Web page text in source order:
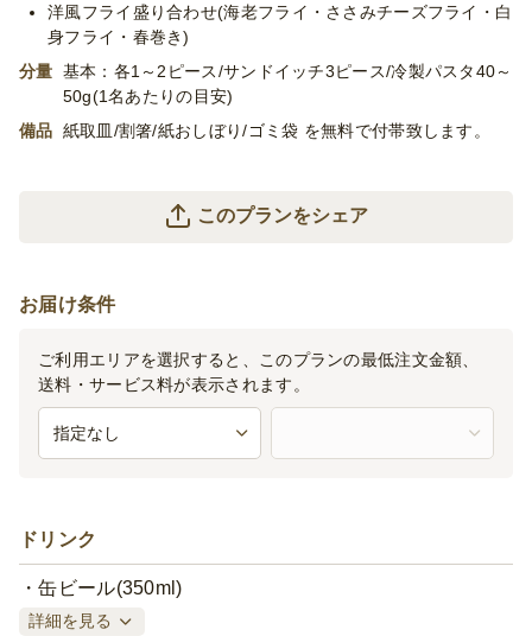
洋風フライ盛り合わせ(海老フライ・ささみチーズフライ・白
身フライ・春巻き)
分量 基本：各1～2ピース/サンドイッチ3ピース/冷製パスタ40～
50g(1名あたりの目安)
備品 紙取皿/割箸/紙おしぼり/ゴミ袋 を無料で付帯致します。
このプランをシェア
お届け条件
ご利用エリアを選択すると、このプランの最低注文金額、
送料・サービス料が表示されます。
ドリンク
缶ビール(350ml)
詳細を見る